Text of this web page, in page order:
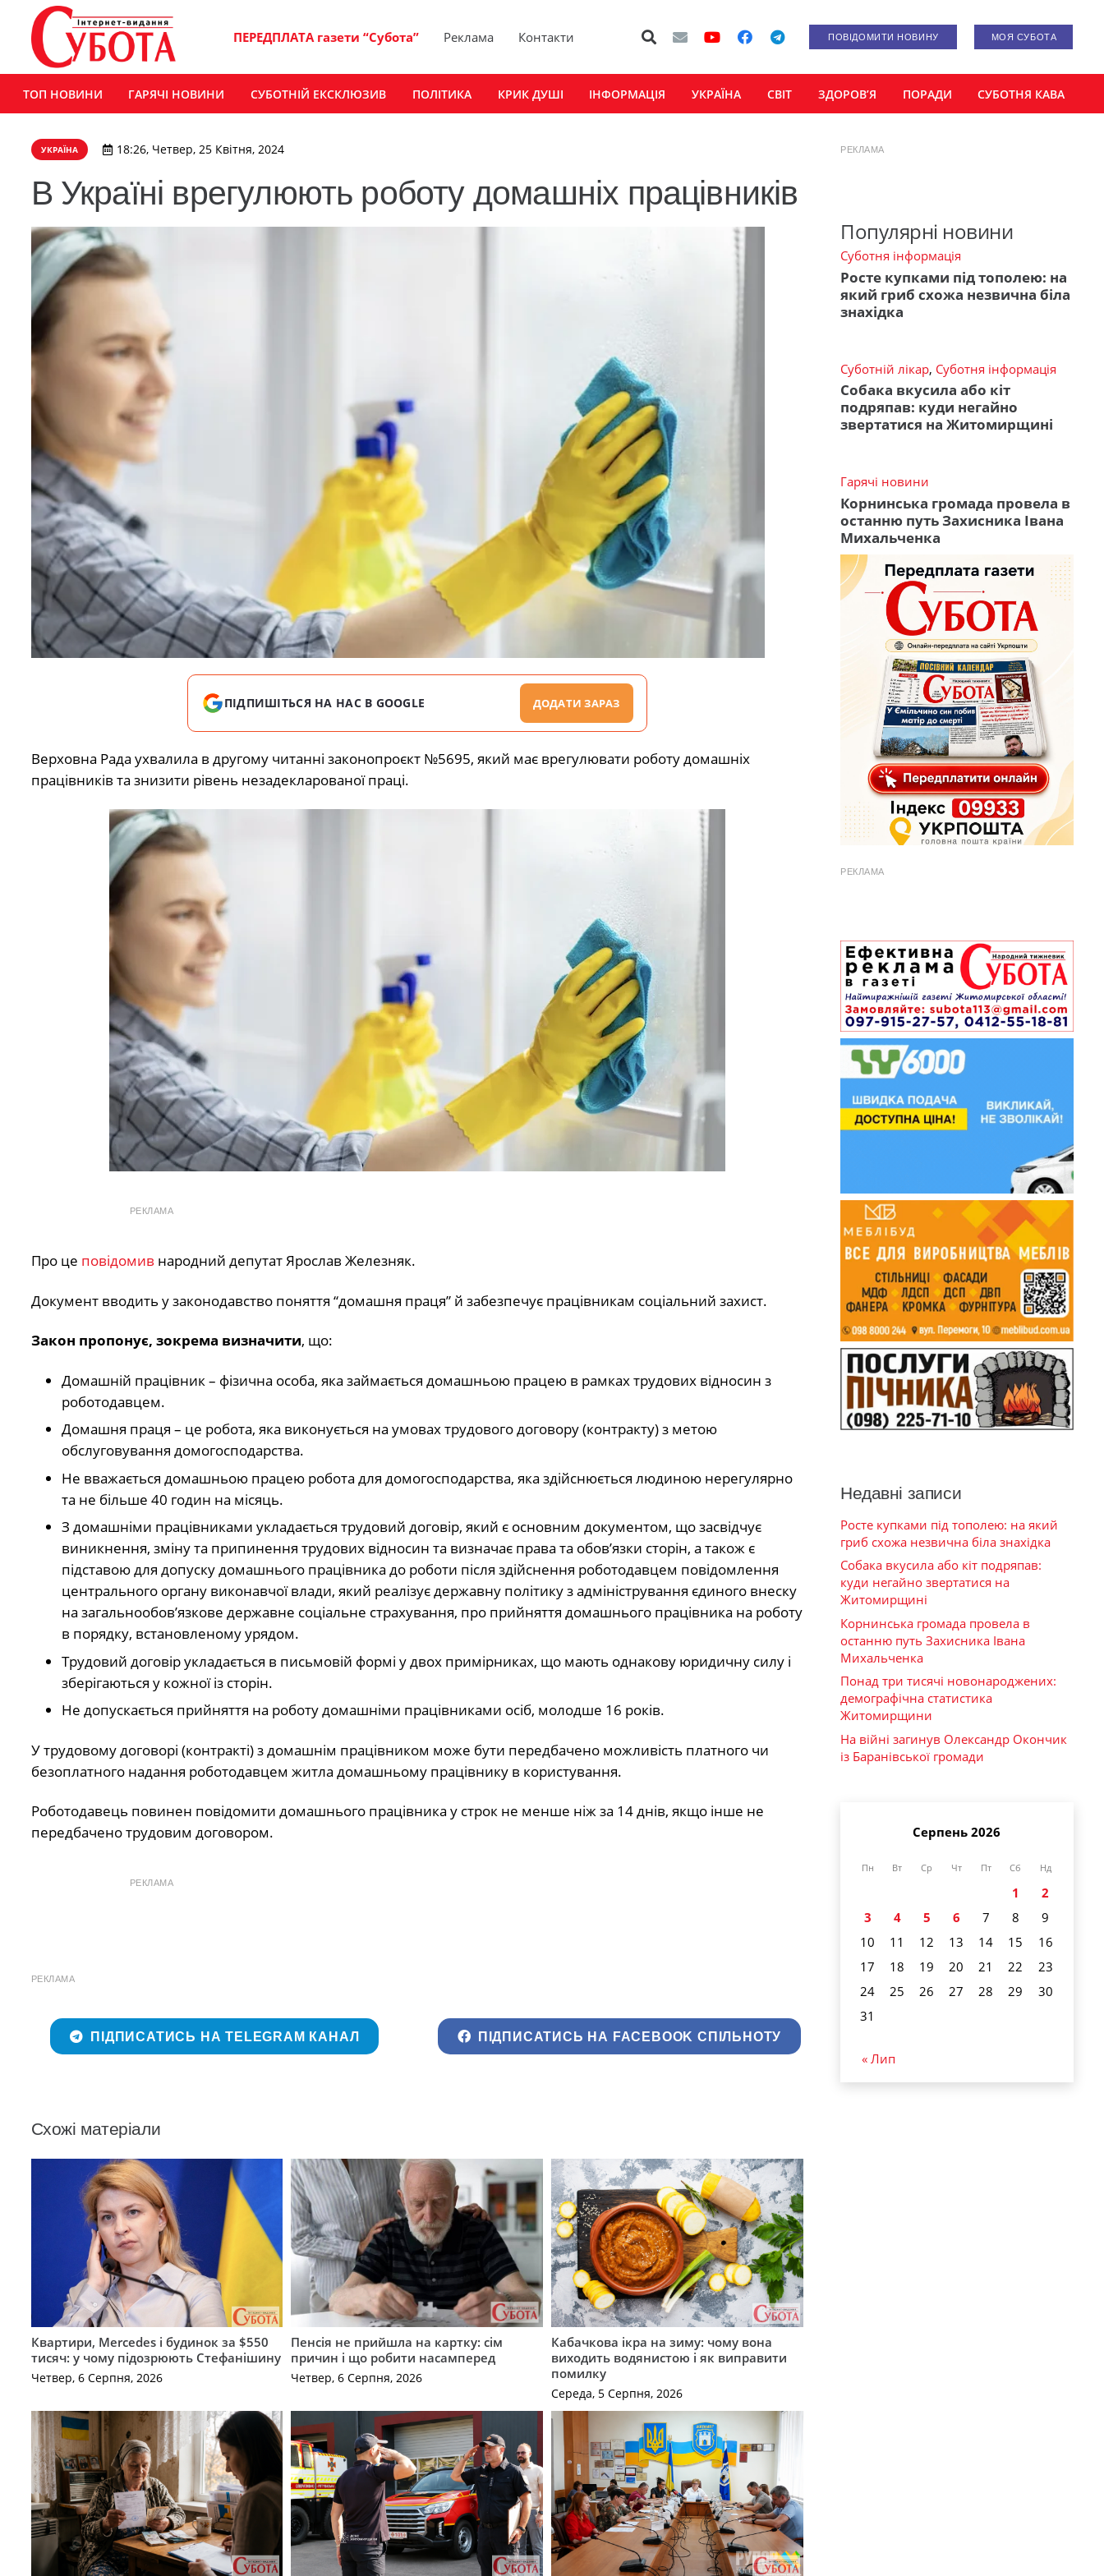
ПЕРЕДПЛАТА газети “Субота” Реклама Контакти ПОВІДОМИТИ НОВИНУ МОЯ СУБОТА
ТОП НОВИНИ ГАРЯЧІ НОВИНИ СУБОТНІЙ ЕКСКЛЮЗИВ ПОЛІТИКА КРИК ДУШІ ІНФОРМАЦІЯ УКРАЇНА СВІТ ЗДОРОВ’Я ПОРАДИ СУБОТНЯ КАВА
УКРАЇНА 18:26, Четвер, 25 Квітня, 2024
В Україні врегулюють роботу домашніх працівників
ПІДПИШІТЬСЯ НА НАС В GOOGLE ДОДАТИ ЗАРАЗ
Верховна Рада ухвалила в другому читанні законопроєкт №5695, який має врегулювати роботу домашніх
працівників та знизити рівень незадекларованої праці.
РЕКЛАМА
Про це повідомив народний депутат Ярослав Железняк.
Документ вводить у законодавство поняття “домашня праця” й забезпечує працівникам соціальний захист.
Закон пропонує, зокрема визначити, що:
Домашній працівник – фізична особа, яка займається домашньою працею в рамках трудових відносин з
роботодавцем.
Домашня праця – це робота, яка виконується на умовах трудового договору (контракту) з метою
обслуговування домогосподарства.
Не вважається домашньою працею робота для домогосподарства, яка здійснюється людиною нерегулярно
та не більше 40 годин на місяць.
З домашніми працівниками укладається трудовий договір, який є основним документом, що засвідчує
виникнення, зміну та припинення трудових відносин та визначає права та обов’язки сторін, а також є
підставою для допуску домашнього працівника до роботи після здійснення роботодавцем повідомлення
центрального органу виконавчої влади, який реалізує державну політику з адміністрування єдиного внеску
на загальнообов’язкове державне соціальне страхування, про прийняття домашнього працівника на роботу
в порядку, встановленому урядом.
Трудовий договір укладається в письмовій формі у двох примірниках, що мають однакову юридичну силу і
зберігаються у кожної із сторін.
Не допускається прийняття на роботу домашніми працівниками осіб, молодше 16 років.
У трудовому договорі (контракті) з домашнім працівником може бути передбачено можливість платного чи
безоплатного надання роботодавцем житла домашньому працівнику в користування.
Роботодавець повинен повідомити домашнього працівника у строк не менше ніж за 14 днів, якщо інше не
передбачено трудовим договором.
РЕКЛАМА
РЕКЛАМА
ПІДПИСАТИСЬ НА TELEGRAM КАНАЛ ПІДПИСАТИСЬ НА FACEBOOK СПІЛЬНОТУ
Схожі матеріали
Квартири, Mercedes і будинок за $550
тисяч: у чому підозрюють Стефанішину
Четвер, 6 Серпня, 2026
Пенсія не прийшла на картку: сім
причин і що робити насамперед
Четвер, 6 Серпня, 2026
Кабачкова ікра на зиму: чому вона
виходить водянистою і як виправити
помилку
Середа, 5 Серпня, 2026
РЕКЛАМА
Популярні новини
Суботня інформація
Росте купками під тополею: на
який гриб схожа незвична біла
знахідка
Суботній лікар, Суботня інформація
Собака вкусила або кіт
подряпав: куди негайно
звертатися на Житомирщині
Гарячі новини
Корнинська громада провела в
останню путь Захисника Івана
Михальченка
РЕКЛАМА
Недавні записи
Росте купками під тополею: на який
гриб схожа незвична біла знахідка
Собака вкусила або кіт подряпав:
куди негайно звертатися на
Житомирщині
Корнинська громада провела в
останню путь Захисника Івана
Михальченка
Понад три тисячі новонароджених:
демографічна статистика
Житомирщини
На війні загинув Олександр Окончик
із Баранівської громади
Серпень 2026
Пн Вт Ср Чт Пт Сб Нд
1
2
3
4 5 6 7 8
9
10
11 12 13 14 15
16
17
18 19 20 21 22
23
24
25 26 27 28 29
30
31
« Лип